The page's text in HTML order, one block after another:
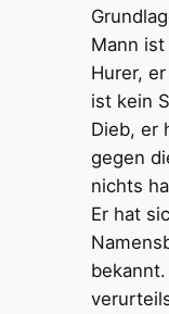
Mann
Hurer,
ist kein
Dieb, er
gegen
nichts
Er hat